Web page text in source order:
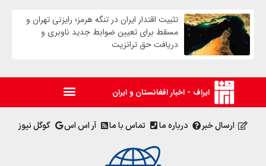
تثبیت اقتدار ایران در تنگه هرمز؛ رایزنی تهران و
مسقط برای تعیین ضوابط جدید ناوبری و
دریافت حق ترانزیت
ایراف - اخبار افغانستان و ایران
ارسال خبر درباره ما تماس با ما آر اس اس گوگل نیوز